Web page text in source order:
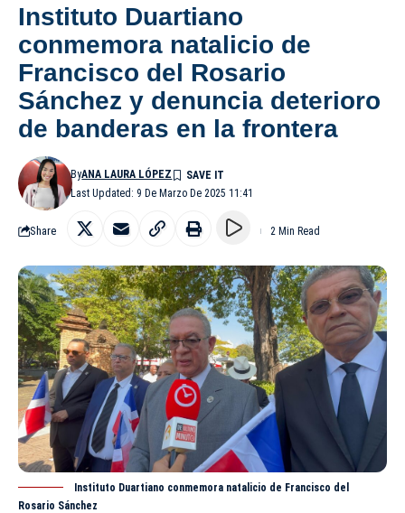
Instituto Duartiano
conmemora natalicio de
Francisco del Rosario
Sánchez y denuncia deterioro
de banderas en la frontera
Last Updated: 9 De Marzo De 2025 11:41
ByANA LAURA LÓPEZ
Share 2 Min Read
Instituto Duartiano conmemora natalicio de Francisco del
Rosario Sánchez